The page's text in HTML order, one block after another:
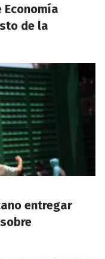
Economía
de la
entregar